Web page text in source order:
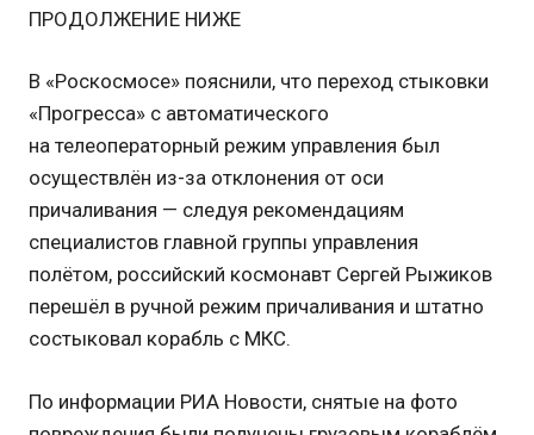
ПРОДОЛЖЕНИЕ НИЖЕ
В «Роскосмосе» пояснили, что переход стыковки
«Прогресса» с автоматического
на телеоператорный режим управления был
осуществлён из-за отклонения от оси
причаливания — следуя рекомендациям
специалистов главной группы управления
полётом, российский космонавт Сергей Рыжиков
перешёл в ручной режим причаливания и штатно
состыковал корабль с МКС.
По информации РИА Новости, снятые на фото